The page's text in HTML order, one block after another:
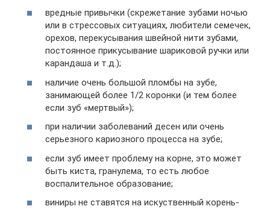
вредные привычки (скрежетание зубами ночью
или в стрессовых ситуациях, любители семечек,
орехов, перекусывания швейной нити зубами,
постоянное прикусывание шариковой ручки или
карандаша и т.д.);
наличие очень большой пломбы на зубе,
занимающей более 1/2 коронки (и тем более
если зуб «мертвый»);
при наличии заболеваний десен или очень
серьезного кариозного процесса на зубе;
если зуб имеет проблему на корне, это может
быть киста, гранулема, то есть любое
воспалительное образование;
виниры не ставятся на искуственный корень-